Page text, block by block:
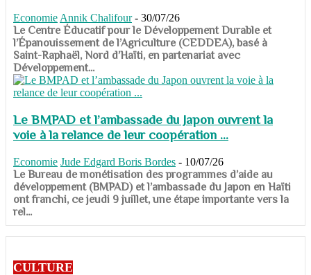
Economie Annik Chalifour - 30/07/26
​​​​​​​Le Centre Éducatif pour le Développement Durable et
l’Épanouissement de l’Agriculture (CEDDEA), basé à
Saint-Raphaël, Nord d’Haïti, en partenariat avec
Développement...
Le BMPAD et l’ambassade du Japon ouvrent la
voie à la relance de leur coopération ...
Economie Jude Edgard Boris Bordes - 10/07/26
​​​​​​​Le Bureau de monétisation des programmes d’aide au
développement (BMPAD) et l’ambassade du Japon en Haïti
ont franchi, ce jeudi 9 juillet, une étape importante vers la
rel...
CULTURE